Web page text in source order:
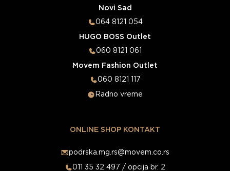
Novi Sad
064 8121 054
HUGO BOSS Outlet
060 8121 061
Movem Fashion Outlet
060 8121 117
Radno vreme
ONLINE SHOP KONTAKT
podrska.mg.rs@movem.co.rs
011 35 32 497 / opcija br. 2